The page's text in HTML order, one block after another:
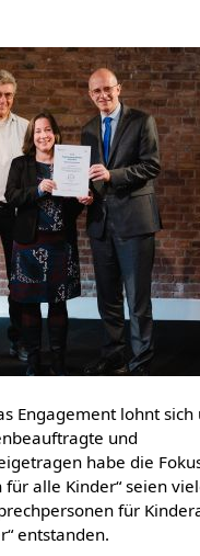
Engagement lohnt sich
und
habe die
alle Kinder“ seien
für
entstanden.